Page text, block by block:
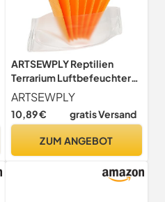
ARTSEWPLY Reptilien
Terrarium Luftbefeuchter
ohne Strom Natürlicher
Pflanzen deko
Reptilienversteck Erhöhter
Geräuschloser
ARTSEWPLY
10,89 € gratis Versand
ZUM ANGEBOT